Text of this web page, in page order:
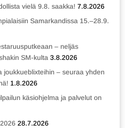
vielä 9.8. saakka! 7.8.2026
Samarkandissa 15.–28.9.
– neljäs
SM-kulta 3.8.2026
joukkueblixteihin – seuraa yhden
1.8.2026
käsiohjelma ja palvelut on
28.7.2026